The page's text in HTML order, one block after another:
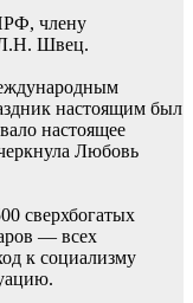
члену
Швец.
настоящим был
настоящее
Любовь
сверхбогатых
— всех
к социализму